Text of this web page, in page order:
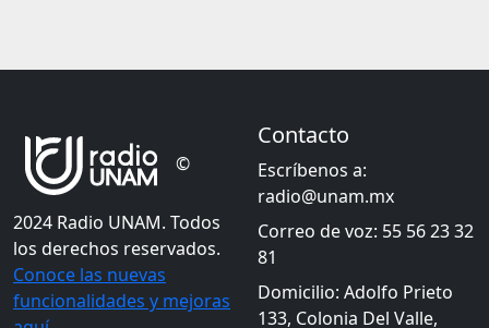
©
2024 Radio UNAM. Todos
los derechos reservados.
Conoce las nuevas
funcionalidades y mejoras
Contacto
Escríbenos a:
radio@unam.mx
Correo de voz: 55 56 23 32
81
Domicilio: Adolfo Prieto
133, Colonia Del Valle,